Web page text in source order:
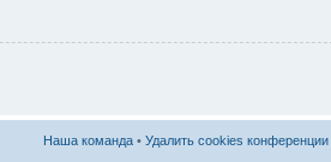
Наша команда • Удалить cookies конференции